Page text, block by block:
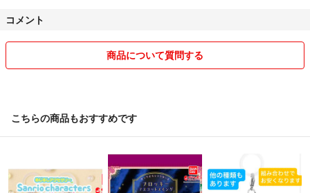
は商品説明に特に記載がなければ基本緩衝材一重巻きです。梱包方法に
今まで未着などの郵送トラブルが1件ございました。もし届かないなど
他アプリでも出品しておりますので突然削除することもございますがご
土日祝日は郵便局がお休みの為発送できません。
コメント
商品について質問する
こちらの商品もおすすめです